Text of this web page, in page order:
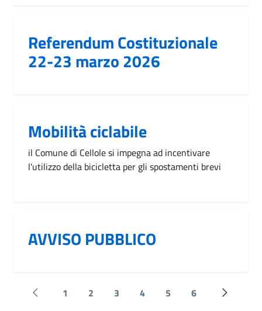
Referendum Costituzionale
22-23 marzo 2026
Mobilità ciclabile
il Comune di Cellole si impegna ad incentivare
l'utilizzo della bicicletta per gli spostamenti brevi
AVVISO PUBBLICO
Pagina precedente
1 2 3 4 5 6